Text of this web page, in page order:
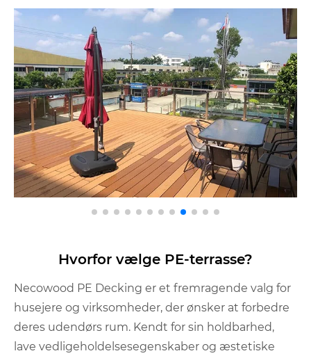
Hvorfor vælge PE-terrasse?
Necowood PE Decking er et fremragende valg for
husejere og virksomheder, der ønsker at forbedre
deres udendørs rum. Kendt for sin holdbarhed,
lave vedligeholdelsesegenskaber og æstetiske